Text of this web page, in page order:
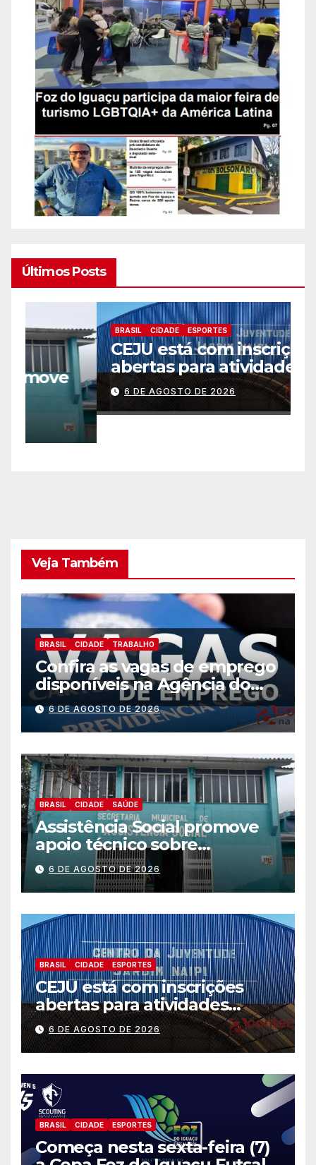
Últimos Posts
BRASIL CIDADE ESPORTES
CEJU está com inscrições
abertas para atividades
gratuitas
6 DE AGOSTO DE 2026
Veja Também
BRASIL CIDADE TRABALHO
Confira as vagas de emprego
disponíveis na Agência do
Trabalhador
6 DE AGOSTO DE 2026
BRASIL CIDADE SAÚDE
Assistência Social promove
apoio técnico sobre
preparação e resposta a
situações de emergência e
calamidade pública
6 DE AGOSTO DE 2026
BRASIL CIDADE ESPORTES
CEJU está com inscrições
abertas para atividades
gratuitas
6 DE AGOSTO DE 2026
BRASIL CIDADE ESPORTES
Começa nesta sexta-feira (7)